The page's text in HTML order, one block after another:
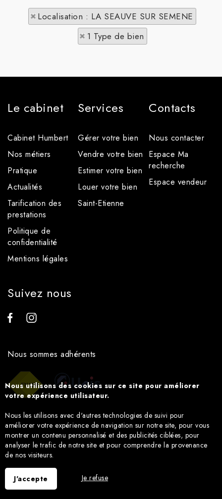
Localisation : LA SEAUVE SUR SEMENE
1 Type de bien
Le cabinet
Cabinet Humbert
Nos métiers
Pratique
Actualités
Tarification des
prestations
Politique de
confidentialité
Mentions légales
Services
Gérer votre bien
Vendre votre bien
Estimer votre bien
Louer votre bien
Saint-Etienne
Contacts
Nous contacter
Espace Ma
recherche
Espace vendeur
Suivez nous
Nous sommes adhérents
Nous utilisons des cookies sur ce site pour améliorer
votre expérience utilisateur.
Nous les utilisons avec d'autres technologies de suivi pour
améliorer votre expérience de navigation sur notre site, pour vous
montrer un contenu personnalisé et des publicités ciblées, pour
analyser le trafic de notre site et pour comprendre la provenance
de nos visiteurs.
J'accepte Je refuse